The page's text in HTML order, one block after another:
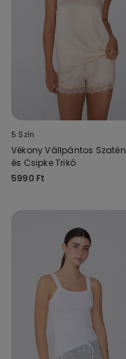
5 Szín
Vékony Vállpántos Szatén
és Csipke Trikó
5990 Ft